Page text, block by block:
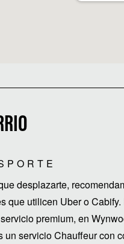
desplazarte,
que utilicen Uber o
premium, en
un servicio Chauffeur con